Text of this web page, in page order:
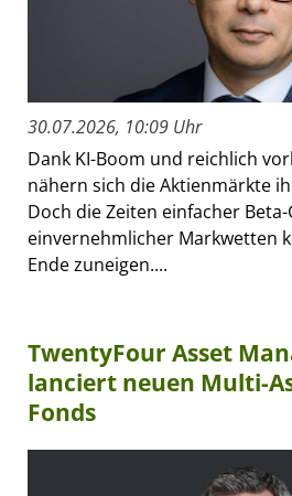
30.07.2026, 10:09 Uhr
Dank KI-Boom und reichlich
nähern sich die Aktienmärkte
Doch die Zeiten einfacher
einvernehmlicher Markwetten
Ende zuneigen....
TwentyFour Asset
lanciert neuen Multi-
Fonds